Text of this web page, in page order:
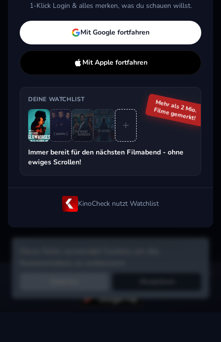
Beliebt beim Streaming
Filme in Sekunden merken, Tipps von
1-Klick Login & alles merken, was du schauen willst.
Mit Google fortfahren
Mit Apple fortfahren
DEINE WATCHLIST
Immer bereit für den nächsten Filmabend - ohne
ewiges Scrollen!
Mehr als 2 Mio.
Filme gemerkt!
KinoCheck nutzt Watchlist